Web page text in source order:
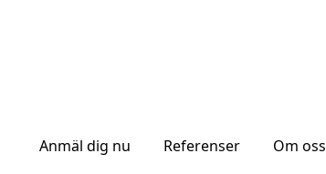
Anmäl dig nu Referenser Om oss